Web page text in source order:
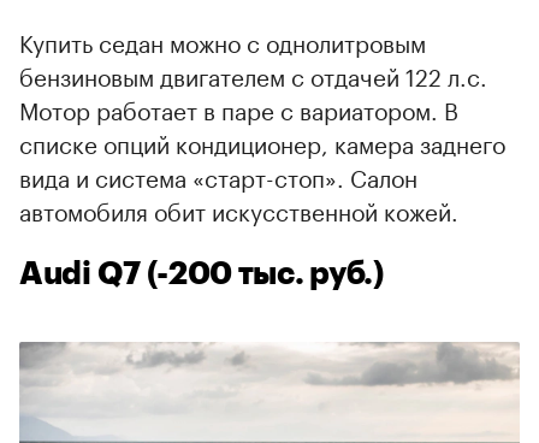
Купить седан можно с однолитровым
бензиновым двигателем с отдачей 122 л.с.
Мотор работает в паре с вариатором. В
списке опций кондиционер, камера заднего
вида и cистема «старт-стоп». Салон
автомобиля обит искусственной кожей.
Audi Q7 (-200 тыс. руб.)